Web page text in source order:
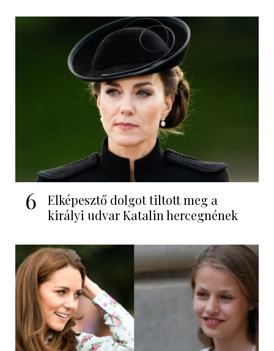
6
Elképesztő dolgot tiltott meg a
királyi udvar Katalin hercegnének